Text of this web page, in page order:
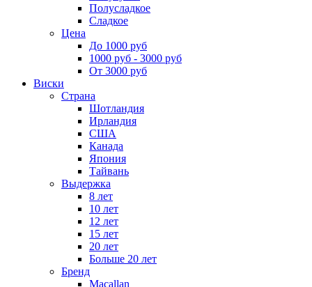
Полусладкое
Сладкое
Цена
До 1000 руб
1000 руб - 3000 руб
От 3000 руб
Виски
Страна
Шотландия
Ирландия
США
Канада
Япония
Тайвань
Выдержка
8 лет
10 лет
12 лет
15 лет
20 лет
Больше 20 лет
Бренд
Macallan